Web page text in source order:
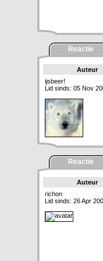
Reactie
Auteur
ijsbeer!
Lid sinds: 05 Nov
Reactie
Auteur
richon
Lid sinds: 26 Apr